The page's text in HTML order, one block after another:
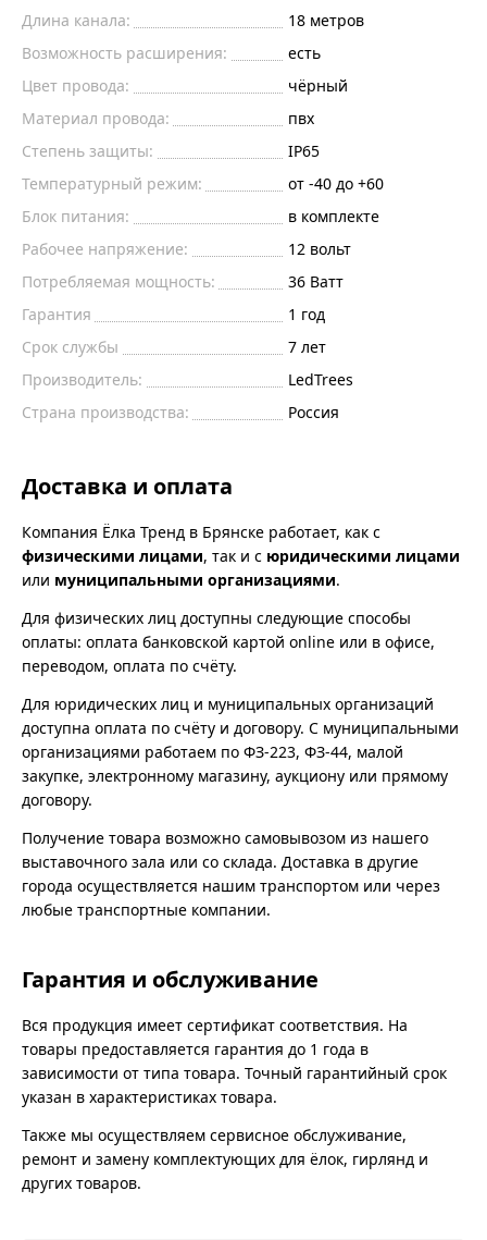
Длина канала:
18 метров
Возможность расширения:
есть
Цвет провода:
чёрный
Материал провода:
пвх
Степень защиты:
IP65
Температурный режим:
от -40 до +60
Блок питания:
в комплекте
Рабочее напряжение:
12 вольт
Потребляемая мощность:
36 Ватт
Гарантия
1 год
Срок службы
7 лет
Производитель:
LedTrees
Страна производства:
Россия
Доставка и оплата
Компания Ёлка Тренд в Брянске работает, как с
физическими лицами, так и с юридическими лицами
или муниципальными организациями.
Для физических лиц доступны следующие способы
оплаты: оплата банковской картой online или в офисе,
переводом, оплата по счёту.
Для юридических лиц и муниципальных организаций
доступна оплата по счёту и договору. С муниципальными
организациями работаем по ФЗ-223, ФЗ-44, малой
закупке, электронному магазину, аукциону или прямому
договору.
Получение товара возможно самовывозом из нашего
выставочного зала или со склада. Доставка в другие
города осуществляется нашим транспортом или через
любые транспортные компании.
Гарантия и обслуживание
Вся продукция имеет сертификат соответствия. На
товары предоставляется гарантия до 1 года в
зависимости от типа товара. Точный гарантийный срок
указан в характеристиках товара.
Также мы осуществляем сервисное обслуживание,
ремонт и замену комплектующих для ёлок, гирлянд и
других товаров.